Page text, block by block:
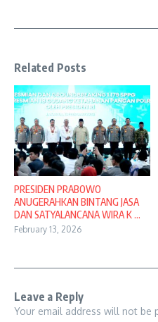
Related Posts
PRESIDEN PRABOWO
ANUGERAHKAN BINTANG JASA
DAN SATYALANCANA WIRA K ...
February 13, 2026
Leave a Reply
Your email address will not be